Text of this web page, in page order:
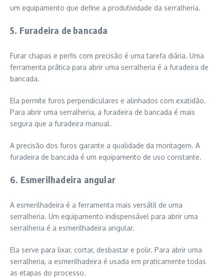
um equipamento que define a produtividade da serralheria.
5. Furadeira de bancada
Furar chapas e perfis com precisão é uma tarefa diária. Uma
ferramenta prática para abrir uma serralheria é a furadeira de
bancada.
Ela permite furos perpendiculares e alinhados com exatidão.
Para abrir uma serralheria, a furadeira de bancada é mais
segura que a furadeira manual.
A precisão dos furos garante a qualidade da montagem. A
furadeira de bancada é um equipamento de uso constante.
6. Esmerilhadeira angular
A esmerilhadeira é a ferramenta mais versátil de uma
serralheria. Um equipamento indispensável para abrir uma
serralheria é a esmerilhadeira angular.
Ela serve para lixar, cortar, desbastar e polir. Para abrir uma
serralheria, a esmerilhadeira é usada em praticamente todas
as etapas do processo.